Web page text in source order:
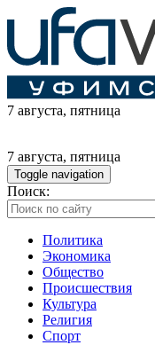
7 августа, пятница
7 августа, пятница
Toggle navigation
Поиск:
Политика
Экономика
Общество
Происшествия
Культура
Религия
Спорт